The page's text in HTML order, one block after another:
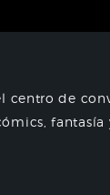
centro de
fantasía